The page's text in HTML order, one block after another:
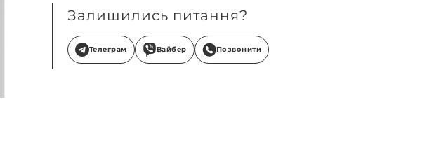
Залишились питання?
Телеграм Вайбер Позвонити